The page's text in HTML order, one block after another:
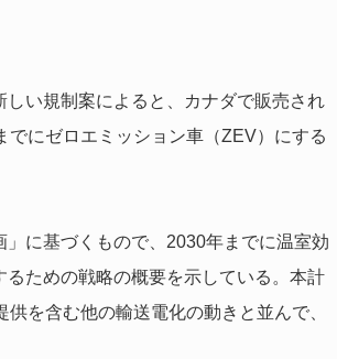
い規制案によると、カナダで販売され
にゼロエミッション車（ZEV）にする
に基づくもので、2030年までに温室効
ための戦略の概要を示している。本計
を含む他の輸送電化の動きと並んで、